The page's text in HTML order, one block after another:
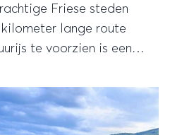
Friese steden
lange route
te voorzien is een
voor. Maar je kunt de elf
manier ontdekken.
varend, wandelend of als